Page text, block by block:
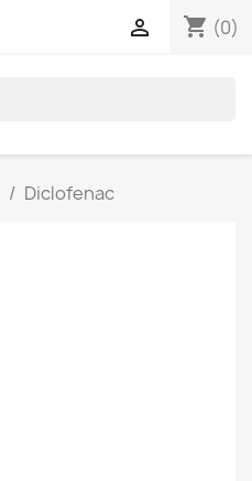
shopping_cart (0)

Diclofenac